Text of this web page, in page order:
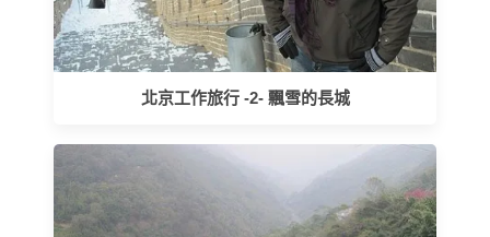
北京工作旅行 -2- 飄雪的長城